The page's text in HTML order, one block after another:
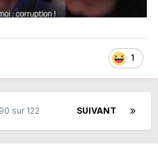
1
SUIVANT
sur 122